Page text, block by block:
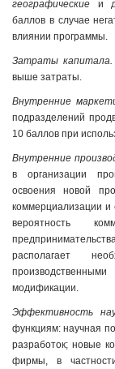
географические и
баллов в случае
влиянии программы.
Затраты капитала.
выше затраты.
Внутренние
подразделений
10 баллов при
Внутренние
в организации
освоения новой
коммерциализации и
вероятность
располагает
модификации.
Эффективность
функциям: научная
разработок; новые
фирмы, в